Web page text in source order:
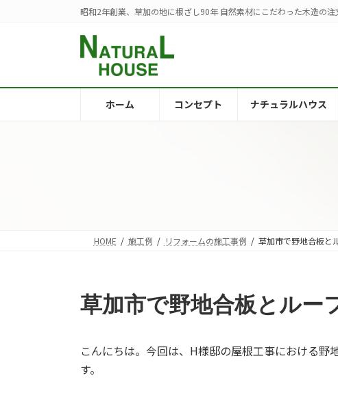
へ
ョ
昭和2年創業、草加の地に根ざし90年 自然素材にこだわった木造の
ホーム コンセプト ナチュラルハウス
HOME 施工例 リフォームの施工事例 草加市で野地合板と
草加市で野地合板とルー
こんにちは。今回は、H様邸の屋根工事における
す。